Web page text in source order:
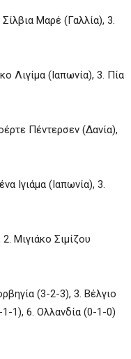
Μαρέ (Γαλλία), 3.
Λιγίμα (Ιαπωνία), 3. Πία
Πέντερσεν (Δανία),
Ιγιάμα (Ιαπωνία), 3.
Μιγιάκο Σιμίζου
(3-2-3), 3. Βέλγιο
1), 6. Ολλανδία (0-1-0)